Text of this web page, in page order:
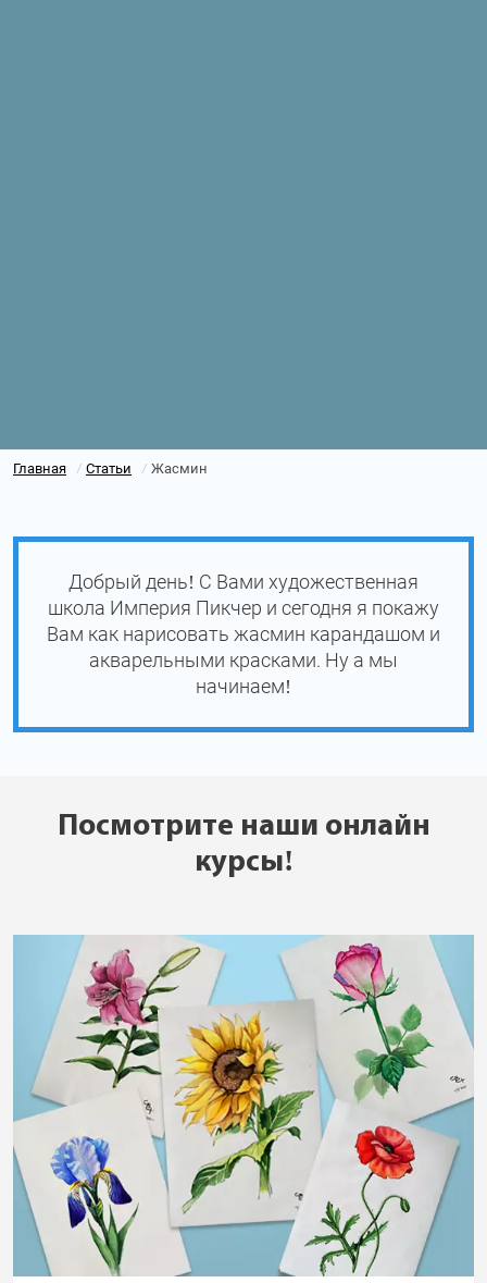
Главная / Статьи / Жасмин
Добрый день! С Вами художественная
школа Империя Пикчер и сегодня я покажу
Вам как нарисовать жасмин карандашом и
акварельными красками. Ну а мы
начинаем!
Посмотрите наши онлайн
курсы!